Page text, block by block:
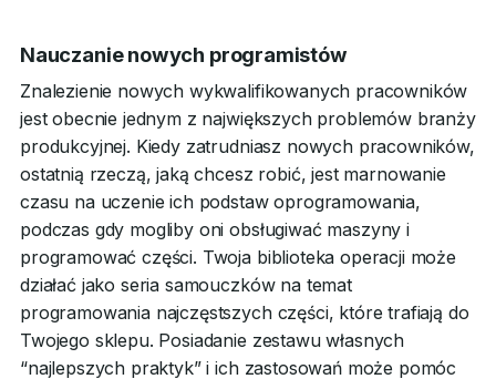
Nauczanie nowych programistów
Znalezienie nowych wykwalifikowanych pracowników
jest obecnie jednym z największych problemów branży
produkcyjnej. Kiedy zatrudniasz nowych pracowników,
ostatnią rzeczą, jaką chcesz robić, jest marnowanie
czasu na uczenie ich podstaw oprogramowania,
podczas gdy mogliby oni obsługiwać maszyny i
programować części. Twoja biblioteka operacji może
działać jako seria samouczków na temat
programowania najczęstszych części, które trafiają do
Twojego sklepu. Posiadanie zestawu własnych
“najlepszych praktyk” i ich zastosowań może pomóc